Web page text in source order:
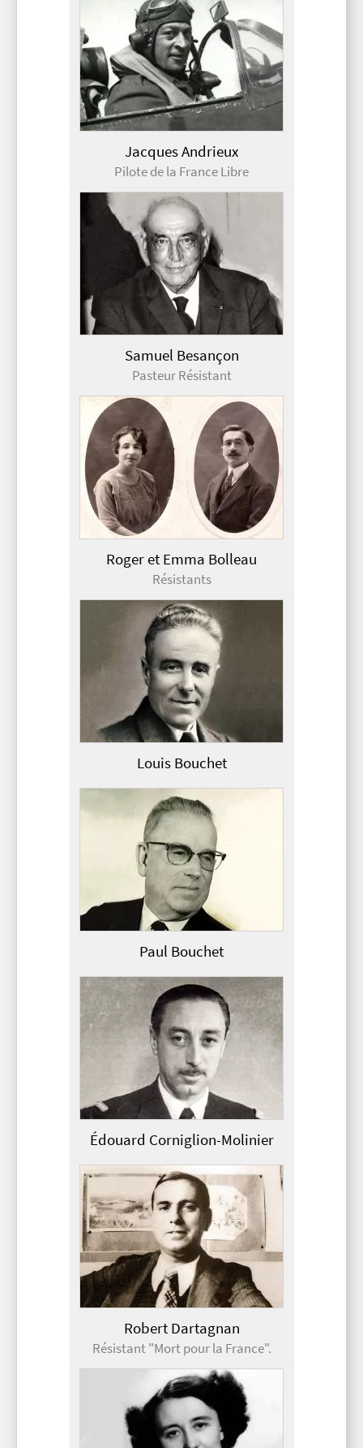
Jacques Andrieux
Pilote de la France Libre
Samuel Besançon
Pasteur Résistant
Roger et Emma Bolleau
Résistants
Louis Bouchet
Paul Bouchet
Édouard Corniglion-Molinier
Robert Dartagnan
Résistant "Mort pour la France".